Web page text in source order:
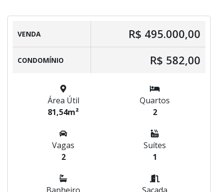
VENDA R$ 495.000,00
CONDOMÍNIO R$ 582,00
Área Útil
81,54m²
Quartos
2
Vagas
2
Suítes
1